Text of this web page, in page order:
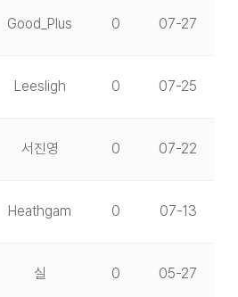
Good_Plus 0 07-27
Leesligh 0 07-25
서진영 0 07-22
Heathgam 0 07-13
실 0 05-27